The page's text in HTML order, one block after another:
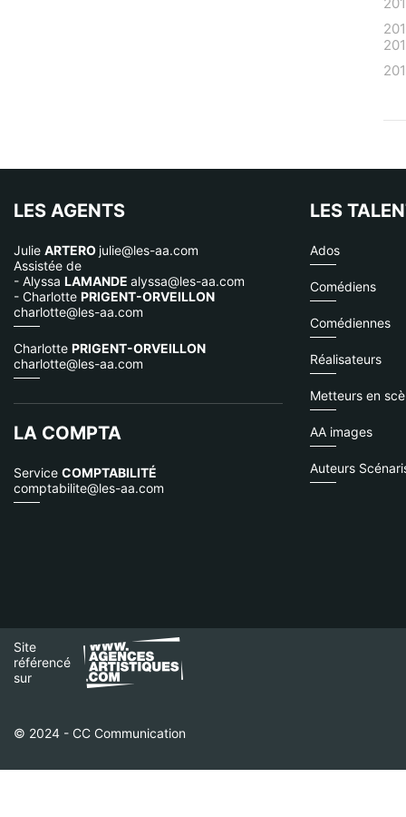
LES AGENTS
Julie ARTERO julie@les-aa.com
Assistée de
- Alyssa LAMANDE alyssa@les-aa.com
- Charlotte PRIGENT-ORVEILLON
charlotte@les-aa.com
Charlotte PRIGENT-ORVEILLON
charlotte@les-aa.com
LA COMPTA
Service COMPTABILITÉ
comptabilite@les-aa.com
LES
Ados
Comédiens
Comédiennes
Réalisateurs
Metteurs en
AA images
Auteurs
Site
référencé
sur
© 2024 - CC Communication